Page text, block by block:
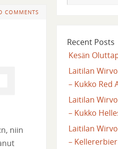
COMMENTS
niin
Recent Posts
Kesän
Laitilan
– Kukko Red
Laitilan
– Kukko
Laitilan
– Kellererbier